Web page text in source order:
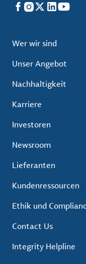
Facebook
Instagram
X LinkedIn
Wer wir sind
Unser Angebot
Nachhaltigkeit
Karriere
Investoren
Newsroom
Lieferanten
Kundenressourcen
Ethik und
Contact Us
Integrity Helpline